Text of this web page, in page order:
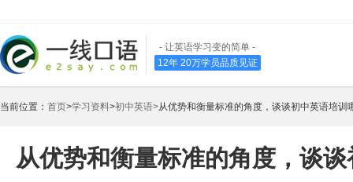
- 让英语学习变的简单 -
12年 20万学员品质见证
当前位置： 首页>学习资料>初中英语>从优势和衡量标准的角度，谈谈初中英语培训
从优势和衡量标准的角度，谈